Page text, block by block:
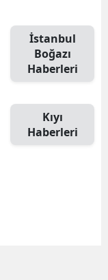
İstanbul
Boğazı
Haberleri
Kıyı
Haberleri